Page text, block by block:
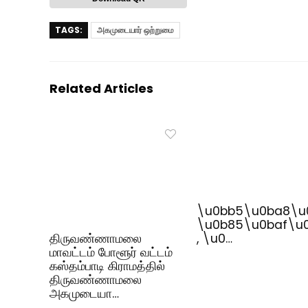
TAGS: அகமுடையார் ஒற்றுமை
Related Articles
திருவண்ணாமலை
மாவட்டம் போளூர் வட்டம்
கஸ்தம்பாடி கிராமத்தில்
திருவண்ணாமலை
அகமுடையா…
, \u0…